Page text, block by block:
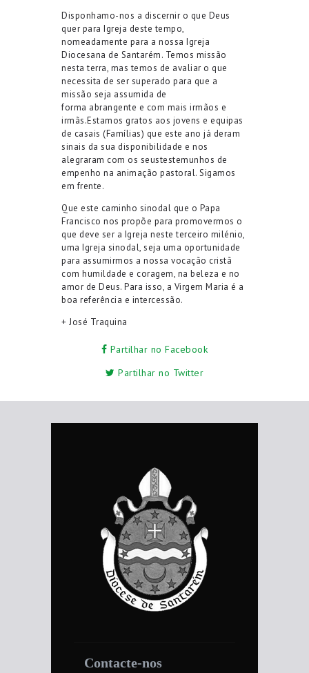
Disponhamo-nos a discernir o que Deus
quer para Igreja deste tempo,
nomeadamente para a nossa Igreja
Diocesana de Santarém. Temos missão
nesta terra, mas temos de avaliar o que
necessita de ser superado para que a
missão seja assumida de
forma abrangente e com mais irmãos e
irmãs.Estamos gratos aos jovens e equipas
de casais (Famílias) que este ano já deram
sinais da sua disponibilidade e nos
alegraram com os seustestemunhos de
empenho na animação pastoral. Sigamos
em frente.
Que este caminho sinodal que o Papa
Francisco nos propõe para promovermos o
que deve ser a Igreja neste terceiro milénio,
uma Igreja sinodal, seja uma oportunidade
para assumirmos a nossa vocação cristã
com humildade e coragem, na beleza e no
amor de Deus. Para isso, a Virgem Maria é a
boa referência e intercessão.
+ José Traquina
Partilhar no Facebook
Partilhar no Twitter
Contacte-nos